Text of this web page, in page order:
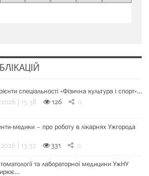
спеціальності «Фізична культура і спорт»…
| 15:38 126 0
медики – про роботу в лікарнях Ужгорода
| 13:37 331 0
та лабораторної медицини УжНУ